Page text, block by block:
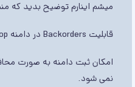
میشم اینارم توضیح بدید که
قابلیت Backorders در دامنه shop پشتیبانی نمی‌ شود.
نمی‌ شود.